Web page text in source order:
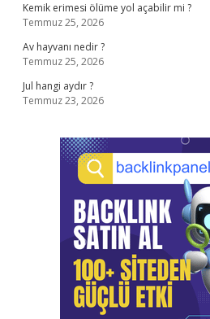
Kemik erimesi ölüme yol açabilir mi ?
Temmuz 25, 2026
Av hayvanı nedir ?
Temmuz 25, 2026
Jul hangi aydır ?
Temmuz 23, 2026